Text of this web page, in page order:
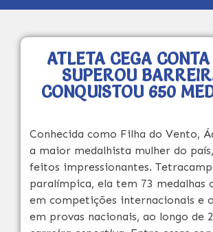
ATLETA CEGA
SUPEROU
CONQUISTOU 650
Conhecida como Filha do Vento,
a maior medalhista mulher do
feitos impressionantes.
paralímpica, ela tem 73 medalhas
em competições internacionais e
em provas nacionais, ao longo de